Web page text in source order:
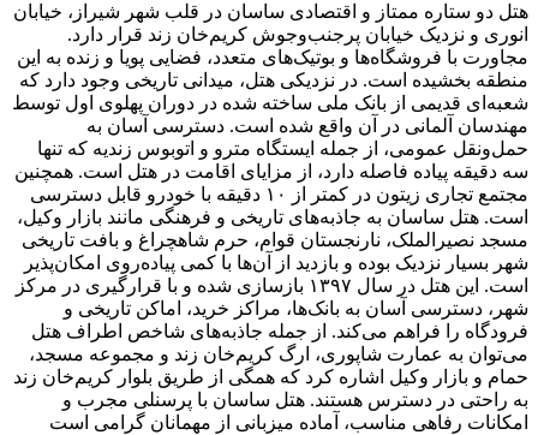
هتل دو ستاره ممتاز و اقتصادی ساسان در قلب شهر شیراز، خیابان
انوری و نزدیک خیابان پرجنب‌وجوش کریم‌خان زند قرار دارد.
مجاورت با فروشگاه‌ها و بوتیک‌های متعدد، فضایی پویا و زنده به این
منطقه بخشیده است. در نزدیکی هتل، میدانی تاریخی وجود دارد که
شعبه‌ای قدیمی از بانک ملی ساخته شده در دوران پهلوی اول توسط
مهندسان آلمانی در آن واقع شده است. دسترسی آسان به
حمل‌ونقل عمومی، از جمله ایستگاه مترو و اتوبوس زندیه که تنها
سه دقیقه پیاده فاصله دارد، از مزایای اقامت در هتل است. همچنین
مجتمع تجاری زیتون در کمتر از ۱۰ دقیقه با خودرو قابل دسترسی
است. هتل ساسان به جاذبه‌های تاریخی و فرهنگی مانند بازار وکیل،
مسجد نصیرالملک، نارنجستان قوام، حرم شاهچراغ و بافت تاریخی
شهر بسیار نزدیک بوده و بازدید از آن‌ها با کمی پیاده‌روی امکان‌پذیر
است. این هتل در سال ۱۳۹۷ بازسازی شده و با قرارگیری در مرکز
شهر، دسترسی آسان به بانک‌ها، مراکز خرید، اماکن تاریخی و
فرودگاه را فراهم می‌کند. از جمله جاذبه‌های شاخص اطراف هتل
می‌توان به عمارت شاپوری، ارگ کریم‌خان زند و مجموعه مسجد،
حمام و بازار وکیل اشاره کرد که همگی از طریق بلوار کریم‌خان زند
به راحتی در دسترس هستند. هتل ساسان با پرسنلی مجرب و
امکانات رفاهی مناسب، آماده میزبانی از مهمانان گرامی است